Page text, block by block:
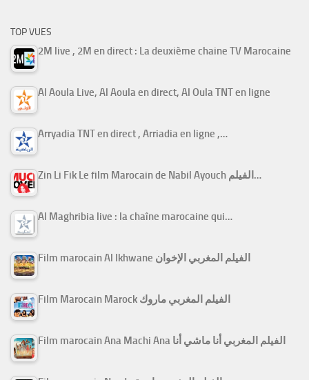
TOP VUES
2M live , 2M en direct : La deuxième chaine TV Marocaine
Al Aoula Live, Al Aoula en direct, Al Oula TNT en ligne
Arryadia TNT en direct , Arriadia en ligne ,…
Zin Li Fik Le film Marocain de Nabil Ayouch الفيلم…
Al Maghribia live : la chaîne marocaine qui…
Film marocain Al Ikhwane الفيلم المغربي الإخوان
Film Marocain Marock الفيلم المغربي ماروك
Film marocain Ana Machi Ana الفيلم المغربي أنا ماشي أنا